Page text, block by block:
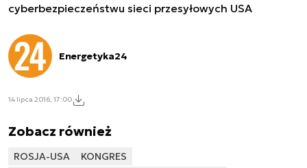
cyberbezpieczeństwu sieci przesyłowych USA
Energetyka24
14 lipca 2016, 17:00
Zobacz również
ROSJA-USA
KONGRES